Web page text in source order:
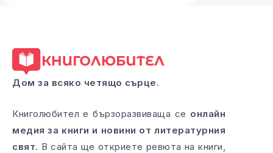
Дом за всяко четящо сърце.
Книголюбител е бързоразвиваща се онлайн
медия за книги и новини от литературния
свят. В сайта ще откриете ревюта на книги,